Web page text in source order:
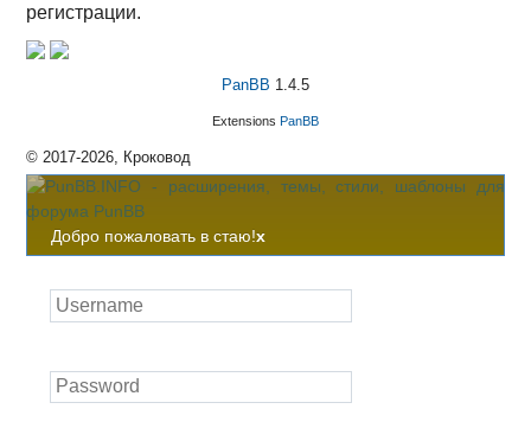
регистрации.
PanBB 1.4.5
Extensions PanBB
© 2017-2026, Кроковод
Добро пожаловать в стаю!x